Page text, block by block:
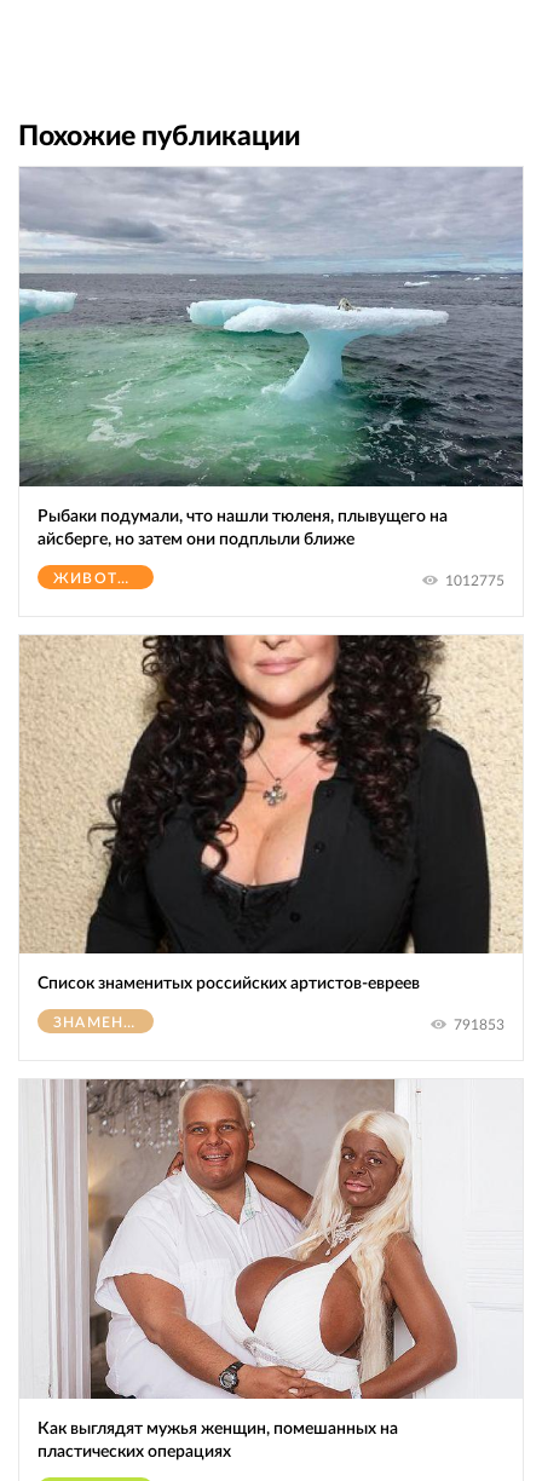
Похожие публикации
Рыбаки подумали, что нашли тюленя, плывущего на
айсберге, но затем они подплыли ближе
ЖИВОТНЫЕ 1012775
Список знаменитых российских артистов-евреев
ЗНАМЕНИТОСТИ 791853
Как выглядят мужья женщин, помешанных на
пластических операциях